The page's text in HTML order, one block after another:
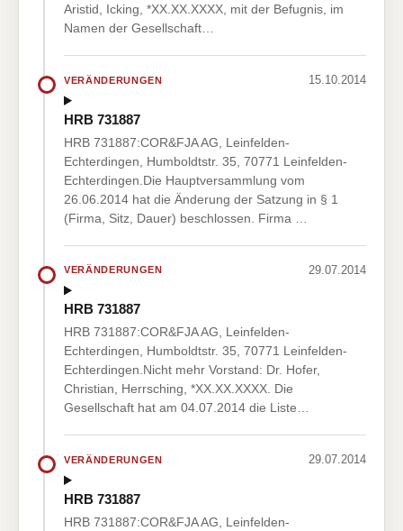
Aristid, Icking, *XX.XX.XXXX, mit der Befugnis, im
Namen der Gesellschaft…
VERÄNDERUNGEN 15.10.2014
HRB 731887
HRB 731887:COR&FJA AG, Leinfelden-
Echterdingen, Humboldtstr. 35, 70771 Leinfelden-
Echterdingen.Die Hauptversammlung vom
26.06.2014 hat die Änderung der Satzung in § 1
(Firma, Sitz, Dauer) beschlossen. Firma …
VERÄNDERUNGEN 29.07.2014
HRB 731887
HRB 731887:COR&FJA AG, Leinfelden-
Echterdingen, Humboldtstr. 35, 70771 Leinfelden-
Echterdingen.Nicht mehr Vorstand: Dr. Hofer,
Christian, Herrsching, *XX.XX.XXXX. Die
Gesellschaft hat am 04.07.2014 die Liste…
VERÄNDERUNGEN 29.07.2014
HRB 731887
HRB 731887:COR&FJA AG, Leinfelden-